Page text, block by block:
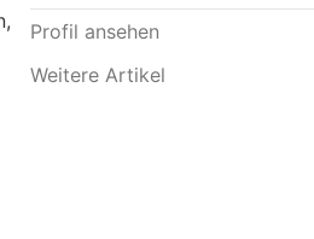
Profil ansehen
Weitere Artikel